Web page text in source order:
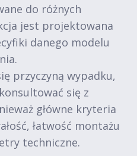
do różnych
jest projektowana
danego modelu
przyczyną wypadku,
się z
główne kryteria
łatwość montażu
techniczne.